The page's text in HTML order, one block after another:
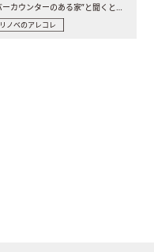
“バーカウンターのある家”と聞くと、少し特別な、大人のための..
リノベのアレコレ